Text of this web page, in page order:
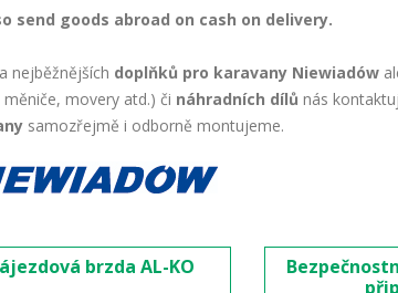
send goods abroad on cash on delivery.
nejběžnějších doplňků pro karavany Niewiadów
měniče, movery atd.) či náhradních dílů nás
samozřejmě i odborně montujeme.
brzda AL-KO